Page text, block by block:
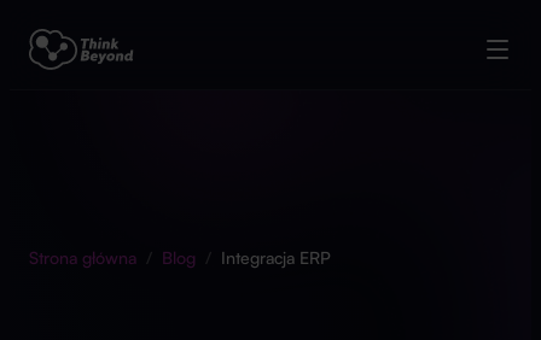
Strona główna / Blog / Integracja ERP